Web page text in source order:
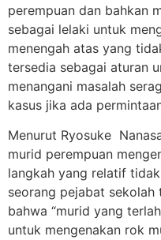
perempuan dan bahkan
sebagai lelaki untuk
menengah atas yang
tersedia sebagai aturan
menangani masalah
kasus jika ada
Menurut Ryosuke
murid perempuan
langkah yang relatif
seorang pejabat
bahwa “murid yang
untuk mengenakan rok